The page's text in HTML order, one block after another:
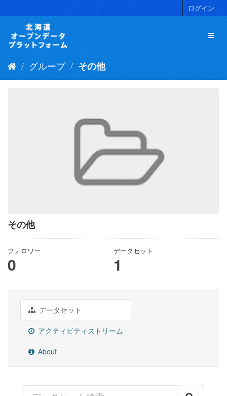
キ
ログイン
グループ その他
その他
フォロワー
0
データセット
1
データセット
アクティビティストリーム
About